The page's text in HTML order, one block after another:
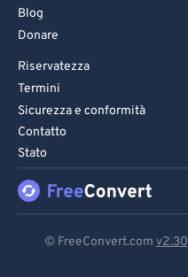
Blog
Donare
Riservatezza
Termini
Sicurezza e conformità
Contatto
Stato
© FreeConvert.com v2.30